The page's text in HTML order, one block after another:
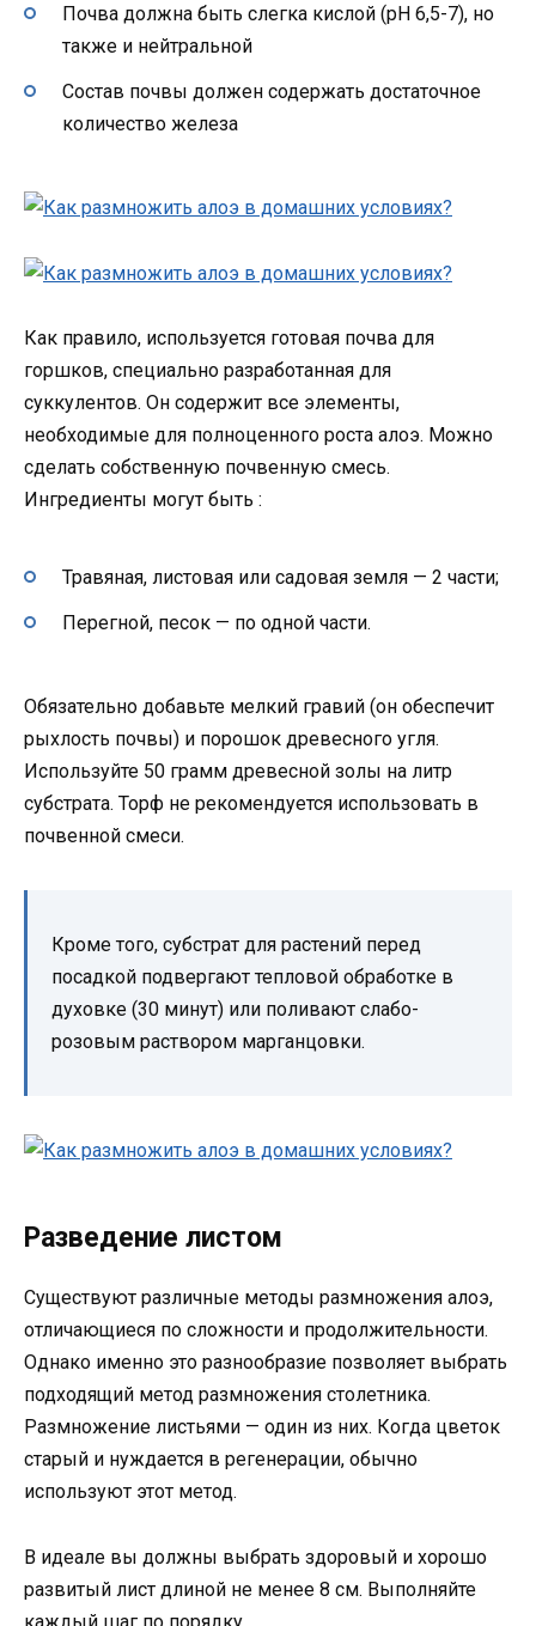
Почва должна быть слегка кислой (pH 6,5-7), но
также и нейтральной
Состав почвы должен содержать достаточное
количество железа
Как правило, используется готовая почва для
горшков, специально разработанная для
суккулентов. Он содержит все элементы,
необходимые для полноценного роста алоэ. Можно
сделать собственную почвенную смесь.
Ингредиенты могут быть :
Травяная, листовая или садовая земля — 2 части;
Перегной, песок — по одной части.
Обязательно добавьте мелкий гравий (он обеспечит
рыхлость почвы) и порошок древесного угля.
Используйте 50 грамм древесной золы на литр
субстрата. Торф не рекомендуется использовать в
почвенной смеси.
Кроме того, субстрат для растений перед
посадкой подвергают тепловой обработке в
духовке (30 минут) или поливают слабо-
розовым раствором марганцовки.
Разведение листом
Существуют различные методы размножения алоэ,
отличающиеся по сложности и продолжительности.
Однако именно это разнообразие позволяет выбрать
подходящий метод размножения столетника.
Размножение листьями — один из них. Когда цветок
старый и нуждается в регенерации, обычно
используют этот метод.
В идеале вы должны выбрать здоровый и хорошо
развитый лист длиной не менее 8 см. Выполняйте
каждый шаг по порядку.